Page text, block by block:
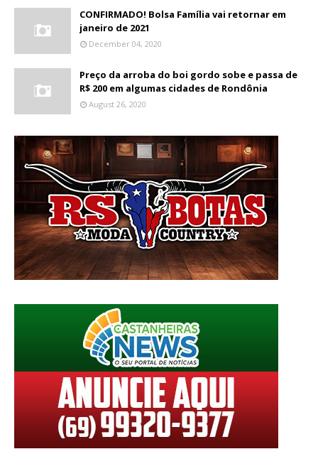
CONFIRMADO! Bolsa Família vai retornar em
janeiro de 2021
December 04, 2020
Preço da arroba do boi gordo sobe e passa de
R$ 200 em algumas cidades de Rondônia
August 26, 2020